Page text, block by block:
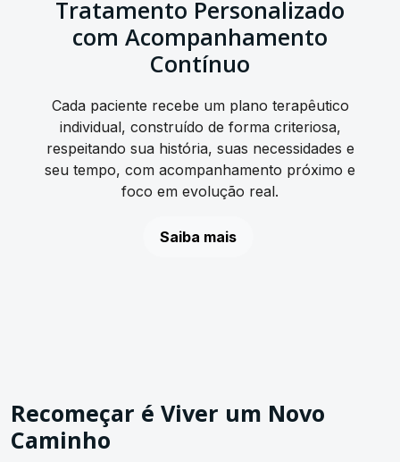
Tratamento Personalizado
com Acompanhamento
Contínuo
Cada paciente recebe um plano terapêutico
individual, construído de forma criteriosa,
respeitando sua história, suas necessidades e
seu tempo, com acompanhamento próximo e
foco em evolução real.
Saiba mais
Recomeçar é Viver um Novo
Caminho